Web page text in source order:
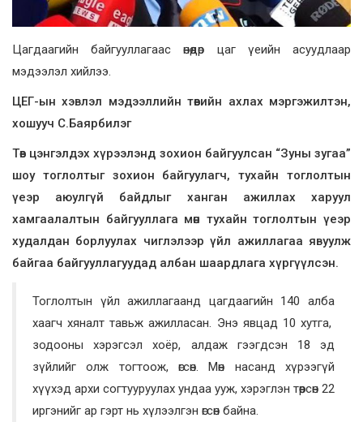
Цагдаагийн байгууллагаас өнөөдөр цаг үеийн асуудлаар
мэдээлэл хийлээ.
ЦЕГ-ын хэвлэл мэдээллийн төвийн ахлах мэргэжилтэн,
хошууч С.Баярбилэг
Төв цэнгэлдэх хүрээлэнд зохион байгуулсан “Зуны зугаа”
шоу тоглолтыг зохион байгуулагч, тухайн тоглолтын
үеэр аюулгүй байдлыг ханган ажиллах харуул
хамгаалалтын байгууллага мөн тухайн тоглолтын үеэр
худалдан борлуулах чиглэлээр үйл ажиллагаа явуулж
байгаа байгууллагуудад албан шаардлага хүргүүлсэн.
Тоглолтын үйл ажиллагаанд цагдаагийн 140 алба
хаагч хяналт тавьж ажилласан. Энэ явцад 10 хутга,
зодооны хэрэгсэл хоёр, алдаж гээгдсэн 18 эд
зүйлийг олж тогтоож, өгсөн. Мөн насанд хүрээгүй
хүүхэд архи согтууруулах ундаа ууж, хэрэглэн төөрсөн 22
иргэнийг ар гэрт нь хүлээлгэн өгсөн байна.